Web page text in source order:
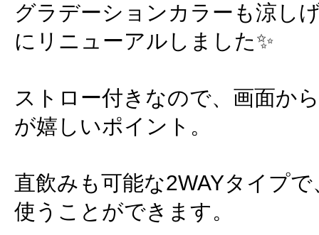
グラデーションカラーも涼し
にリニューアルしました✨
ストロー付きなので、画面か
が嬉しいポイント。
直飲みも可能な2WAYタイプ
使うことができます。